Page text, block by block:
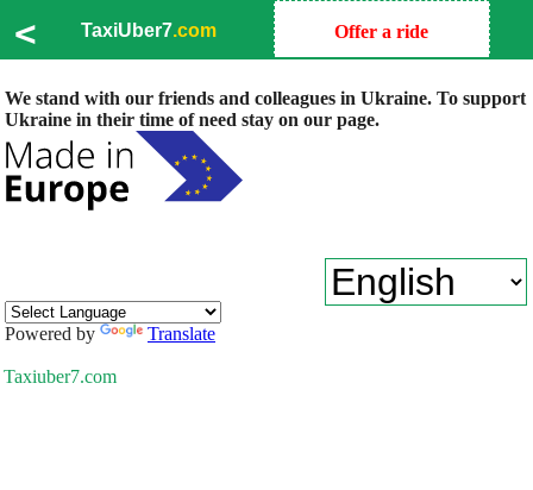
< TaxiUber7.com Offer a ride
We stand with our friends and colleagues in Ukraine. To support
Ukraine in their time of need stay on our page.
Powered by Translate
Taxiuber7.com